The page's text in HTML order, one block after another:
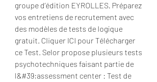
groupe d’édition EYROLLES. Préparez
vos entretiens de recrutement avec
des modèles de tests de logique
gratuit. Cliquer ICI pour Télécharger
ce Test. Selor propose plusieurs tests
psychotechniques faisant partie de
l&#39;assessment center : Test de